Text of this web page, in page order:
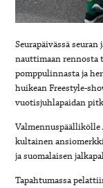
Seurapäivässä
nauttimaan rennosta
pomppulinnasta ja
huikean Freestyle-
vuotisjuhlapaidan
kultainen
ja suomalaisen
Tapahtumassa